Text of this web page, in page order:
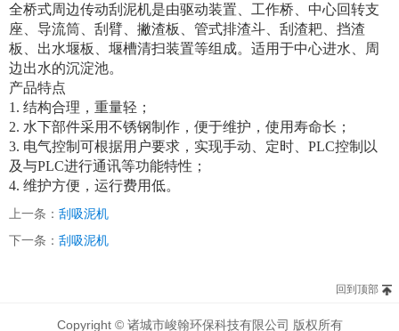
全桥式周边传动刮泥机是由驱动装置、工作桥、中心回转支
座、导流筒、刮臂、撇渣板、管式排渣斗、刮渣耙、挡渣
板、出水堰板、堰槽清扫装置等组成。适用于中心进水、周
边出水的沉淀池。
产品特点
1. 结构合理，重量轻；
2. 水下部件采用不锈钢制作，便于维护，使用寿命长；
3. 电气控制可根据用户要求，实现手动、定时、PLC控制以
及与PLC进行通讯等功能特性；
4. 维护方便，运行费用低。
上一条： 刮吸泥机
下一条： 刮吸泥机
回到顶部
Copyright © 诸城市峻翰环保科技有限公司 版权所有